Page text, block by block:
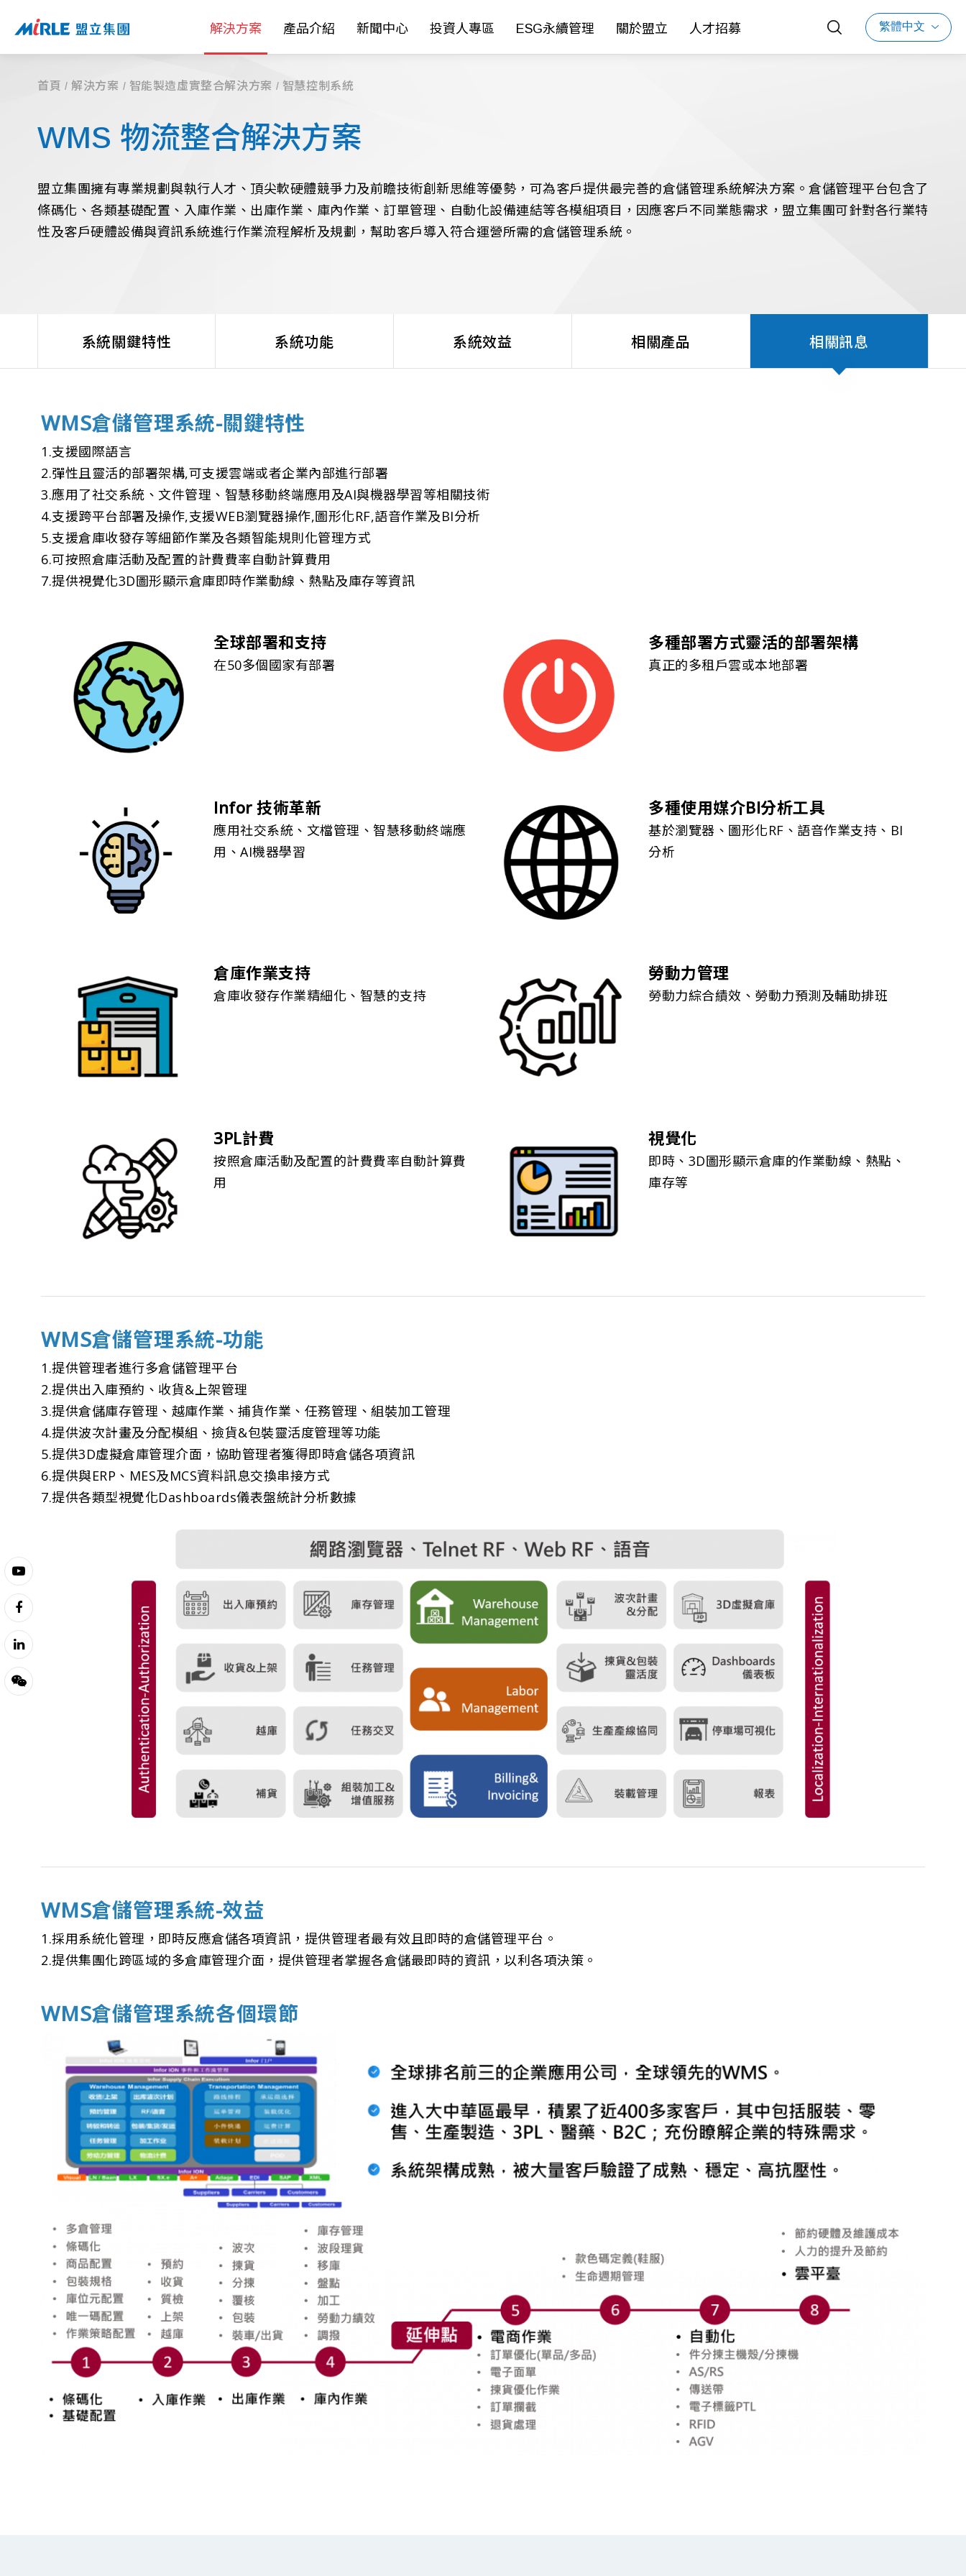
解決方案 產品介紹 新聞中心 投資人專區 ESG永續管理 關於盟立 人才招募 繁體中文
首頁 解決方案 智能製造虛實整合解決方案 智慧控制系統
WMS 物流整合解決方案
盟立集團擁有專業規劃與執行人才、頂尖軟硬體競爭力及前瞻技術創新思維等優勢，可為客戶提供最完善的倉儲管理系統解決方案。倉儲管理平台包含了
條碼化、各類基礎配置、入庫作業、出庫作業、庫內作業、訂單管理、自動化設備連結等各模組項目，因應客戶不同業態需求，盟立集團可針對各行業特
性及客戶硬體設備與資訊系統進行作業流程解析及規劃，幫助客戶導入符合運營所需的倉儲管理系統。
系統關鍵特性 系統功能 系統效益 相關產品 相關訊息
WMS倉儲管理系統-關鍵特性
1.支援國際語言
2.彈性且靈活的部署架構,可支援雲端或者企業內部進行部署
3.應用了社交系統、文件管理、智慧移動終端應用及AI與機器學習等相關技術
4.支援跨平台部署及操作,支援WEB瀏覽器操作,圖形化RF,語音作業及BI分析
5.支援倉庫收發存等細節作業及各類智能規則化管理方式
6.可按照倉庫活動及配置的計費費率自動計算費用
7.提供視覺化3D圖形顯示倉庫即時作業動線、熱點及庫存等資訊
全球部署和支持
在50多個國家有部署
多種部署方式靈活的部署架構
真正的多租戶雲或本地部署
Infor 技術革新
應用社交系統、文檔管理、智慧移動終端應
用、AI機器學習
多種使用媒介BI分析工具
基於瀏覽器、圖形化RF、語音作業支持、BI
分析
倉庫作業支持
倉庫收發存作業精細化、智慧的支持
勞動力管理
勞動力綜合績效、勞動力預測及輔助排班
3PL計費
按照倉庫活動及配置的計費費率自動計算費
用
視覺化
即時、3D圖形顯示倉庫的作業動線、熱點、
庫存等
WMS倉儲管理系統-功能
1.提供管理者進行多倉儲管理平台
2.提供出入庫預約、收貨&上架管理
3.提供倉儲庫存管理、越庫作業、捕貨作業、任務管理、組裝加工管理
4.提供波次計畫及分配模組、撿貨&包裝靈活度管理等功能
5.提供3D虛擬倉庫管理介面，協助管理者獲得即時倉儲各項資訊
6.提供與ERP、MES及MCS資料訊息交換串接方式
7.提供各類型視覺化Dashboards儀表盤統計分析數據
WMS倉儲管理系統-效益
1.採用系統化管理，即時反應倉儲各項資訊，提供管理者最有效且即時的倉儲管理平台。
2.提供集團化跨區域的多倉庫管理介面，提供管理者掌握各倉儲最即時的資訊，以利各項決策。
WMS倉儲管理系統各個環節